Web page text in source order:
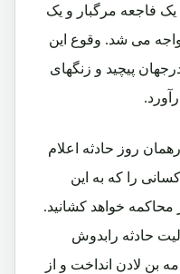
یک فاجعه مرگبار و یک
می شد. وقوع این
پیچید و زنگهای
روز حادثه اعلام
را که به این
محاکمه خواهد کشانید.
حادثه رابدوش
بن لادن انداخت و از